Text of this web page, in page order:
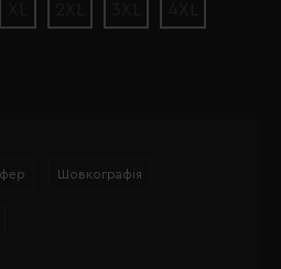
Шовкографія